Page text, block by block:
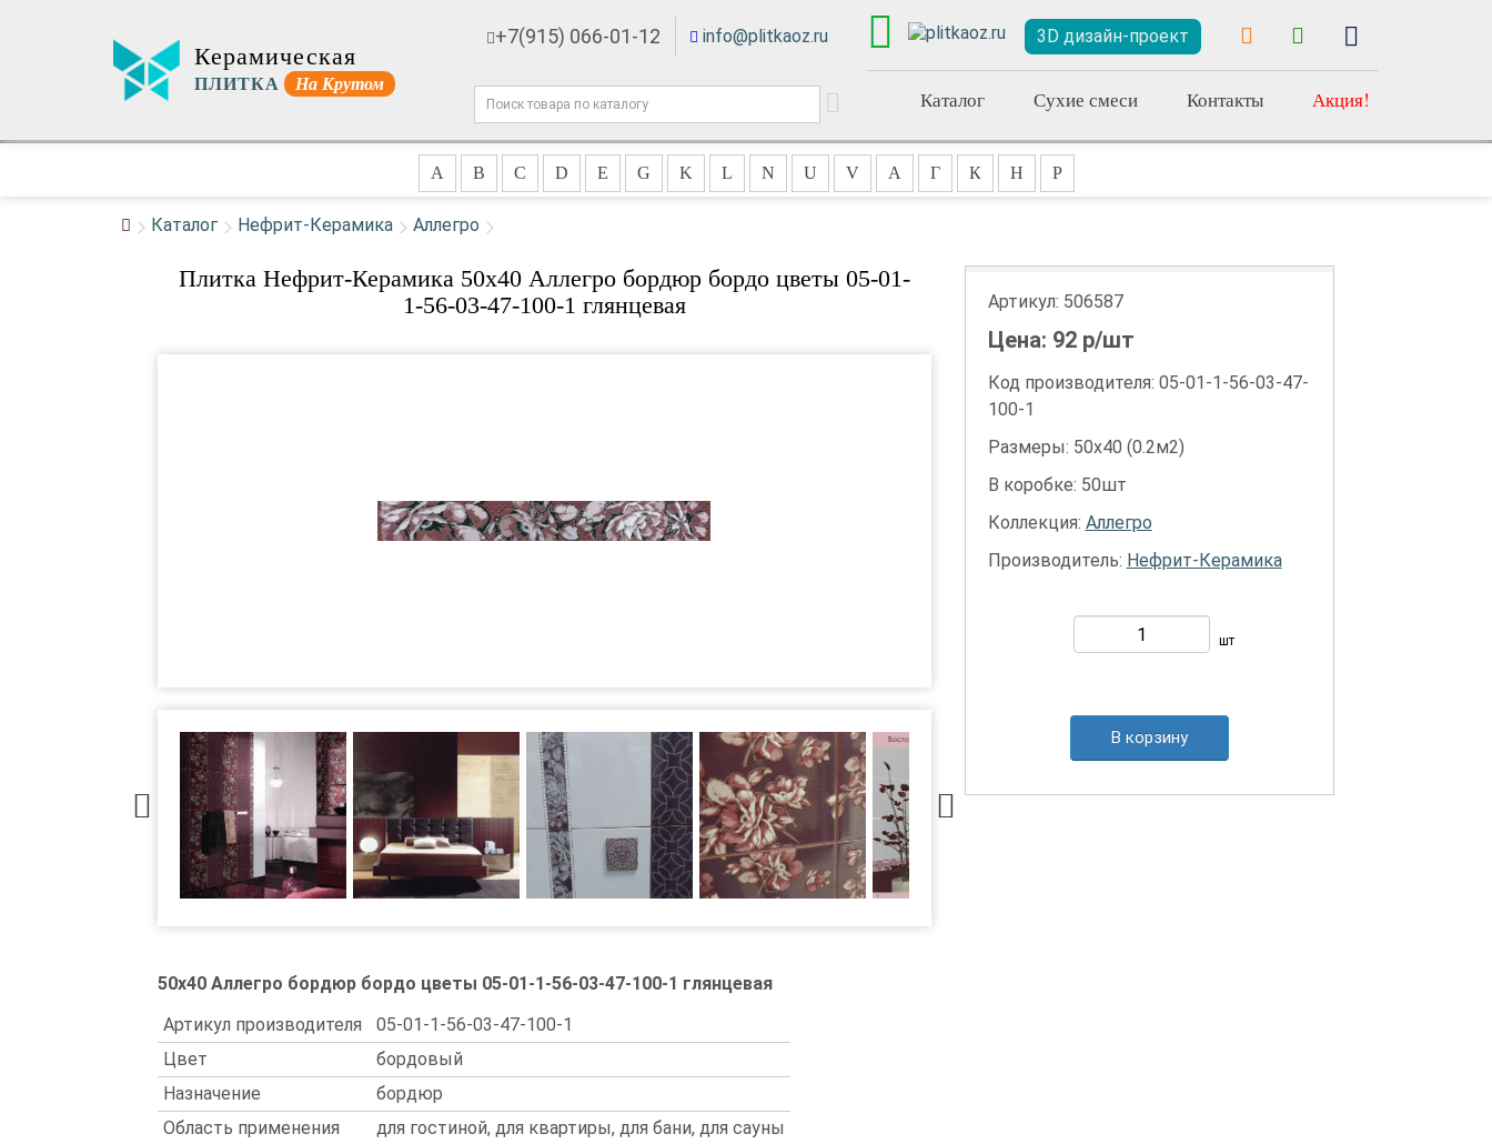
Керамическая
ПЛИТКА На Крутом
+7(915) 066-01-12 info@plitkaoz.ru 3D дизайн-проект
Каталог Сухие смеси Контакты Акция!
A B C D E G K L N U V А Г К Н Р
Каталог Нефрит-Керамика Аллегро
Плитка Нефрит-Керамика 50x40 Аллегро бордюр бордо цветы 05-01-
1-56-03-47-100-1 глянцевая
50x40 Аллегро бордюр бордо цветы 05-01-1-56-03-47-100-1 глянцевая
Артикул производителя
05-01-1-56-03-47-100-1
Цвет
бордовый
Назначение
бордюр
Область применения
для гостиной, для квартиры, для бани, для сауны
Артикул: 506587
Цена: 92р/шт
Код производителя: 05-01-1-56-03-47-
100-1
Размеры: 50х40 (0.2м2)
В коробке: 50шт
Коллекция: Аллегро
Производитель: Нефрит-Керамика
шт
В корзину